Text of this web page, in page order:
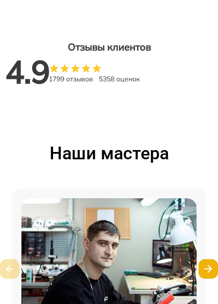
Отзывы клиентов
4.91799 отзывов 5358 оценок
Наши мастера